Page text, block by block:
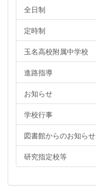
全日制
定時制
玉名高校附属中学校
進路指導
お知らせ
学校行事
図書館からのお知らせ
研究指定校等